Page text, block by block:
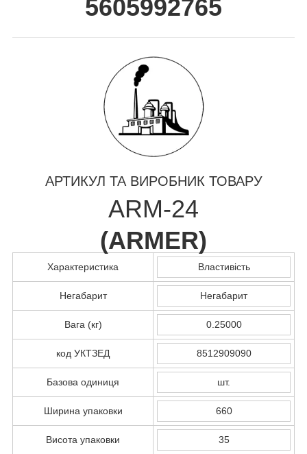
5605992765
АРТИКУЛ ТА ВИРОБНИК ТОВАРУ
ARM-24
(ARMER)
Характеристика Властивість
Негабарит Негабарит
Вага (кг) 0.25000
код УКТЗЕД 8512909090
Базова одиниця шт.
Ширина упаковки 660
Висота упаковки 35